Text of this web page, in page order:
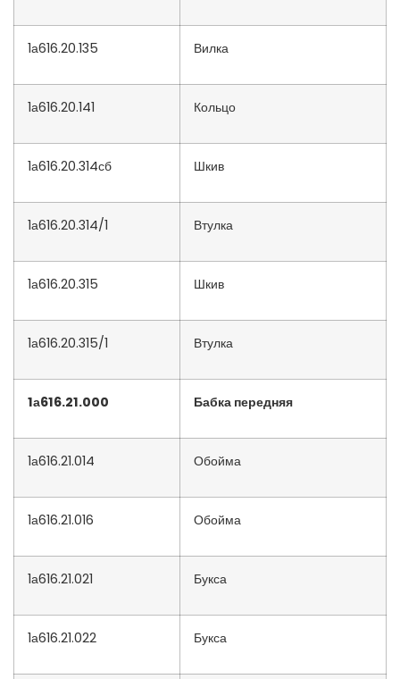
1а616.20.135 Вилка
1а616.20.141 Кольцо
1а616.20.314сб Шкив
1а616.20.314/1 Втулка
1а616.20.315 Шкив
1а616.20.315/1 Втулка
1а616.21.000 Бабка передняя
1а616.21.014 Обойма
1а616.21.016 Обойма
1а616.21.021 Букса
1а616.21.022 Букса